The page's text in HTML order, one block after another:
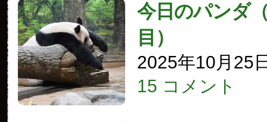
今日のパンダ
目）
2025年10月25
15 コメント